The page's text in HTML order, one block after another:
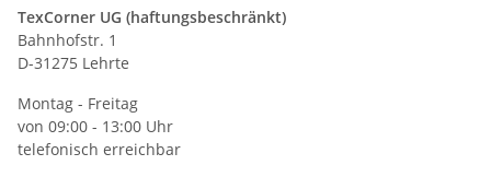
TexCorner UG (haftungsbeschränkt)
Bahnhofstr. 1
D-31275 Lehrte
Montag - Freitag
von 09:00 - 13:00 Uhr
telefonisch erreichbar